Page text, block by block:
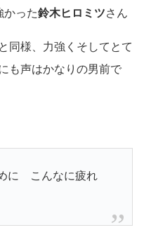
かった鈴木ヒロミツさん
同様、力強くそしてとて
にも声はかなりの男前で
に こんなに疲れ